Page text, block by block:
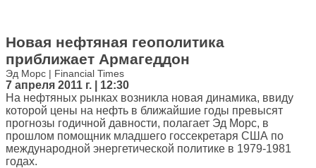
Новая нефтяная геополитика
приближает Армагеддон
Эд Морс | Financial Times
7 апреля 2011 г. | 12:30
На нефтяных рынках возникла новая динамика, ввиду
которой цены на нефть в ближайшие годы превысят
прогнозы годичной давности, полагает Эд Морс, в
прошлом помощник младшего госсекретаря США по
международной энергетической политике в 1979-1981
годах.